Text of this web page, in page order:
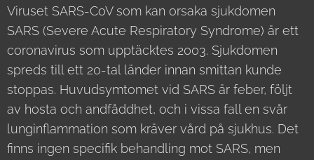
Viruset SARS-CoV som kan orsaka sjukdomen
SARS (Severe Acute Respiratory Syndrome) är ett
coronavirus som upptäcktes 2003. Sjukdomen
spreds till ett 20-tal länder innan smittan kunde
stoppas. Huvudsymtomet vid SARS är feber, följt
av hosta och andfåddhet, och i vissa fall en svår
lunginflammation som kräver vård på sjukhus. Det
finns ingen specifik behandling mot SARS, men